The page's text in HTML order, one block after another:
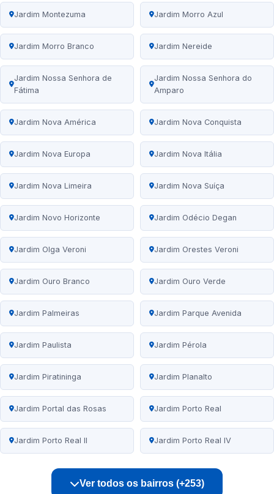
Jardim Montezuma Jardim Morro Azul
Jardim Morro Branco Jardim Nereide
Jardim Nossa Senhora de
Fátima
Jardim Nossa Senhora do
Amparo
Jardim Nova América Jardim Nova Conquista
Jardim Nova Europa Jardim Nova Itália
Jardim Nova Limeira Jardim Nova Suíça
Jardim Novo Horizonte Jardim Odécio Degan
Jardim Olga Veroni Jardim Orestes Veroni
Jardim Ouro Branco Jardim Ouro Verde
Jardim Palmeiras Jardim Parque Avenida
Jardim Paulista Jardim Pérola
Jardim Piratininga Jardim Planalto
Jardim Portal das Rosas Jardim Porto Real
Jardim Porto Real II Jardim Porto Real IV
Ver todos os bairros (+253)